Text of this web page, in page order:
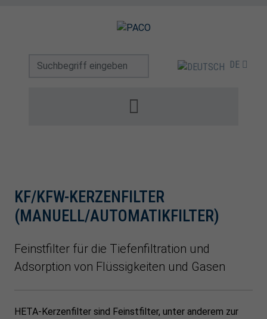
DE
KF/KFW-KERZENFILTER
(MANUELL/AUTOMATIKFILTER)
Feinstfilter für die Tiefenfiltration und
Adsorption von Flüssigkeiten und Gasen
HETA-Kerzenfilter sind Feinstfilter, unter anderem zur